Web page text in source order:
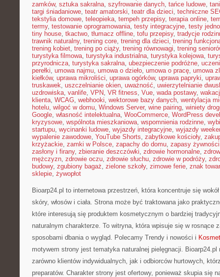
zamków, sztuka sakralna, szyfrowanie danych, tańce ludowe,
targi śniadaniowe, teatr amatorski, teatr dla dzieci, techniczne
tekstylia domowe, teleopieka, tempeh przepisy, terapia online,
termy, testowanie oprogramowania, testy integracyjne, testy
tiny house, tkactwo, tłumacz offline, tofu przepisy, tradycje
trawnik naturalny, trening core, trening dla dzieci, trening
trening kobiet, trening po ciąży, trening równowagi, trening
turystyka filmowa, turystyka industrialna, turystyka kolejowa,
przyrodnicza, turystyka sakralna, ubezpieczenie podróżne,
perełki, umowa najmu, umowa o dzieło, umowa o pracę, umowa
kiełków, uprawa mikroliści, uprawa ogórków, uprawa papryki,
truskawek, uszczelnianie okien, uważność, uwierzytelnianie
uzdrowiska, vanlife, VPN, VR fitness, Vue, wada postawy,
klienta, WCAG, webhooki, wektorowe bazy danych, wentylacja
hotelu, wilgoć w domu, Windows Server, wine pairing, winiety
Google, własność intelektualna, WooCommerce, WordPress
kryzysowe, wspólnota mieszkaniowa, wspomnienia rodzinne,
startupu, wycinanki ludowe, wyjazdy integracyjne, wyjazdy
wypalenie zawodowe, YouTube Shorts, zabytkowe kościoły,
krzyżackie, zamki w Polsce, zapachy do domu, zapasy żywności
zasłony i firany, zbieranie deszczówki, zdrowie hormonalne,
mężczyzn, zdrowie oczu, zdrowie słuchu, zdrowie w podróży,
budowy, zgubiony bagaż, zielone szkoły, zimowe ferie, znak
sklepie, żywopłot
Bioarp24.pl to internetowa przestrzeń, która koncentruje się
skóry, włosów i ciała. Strona może być traktowana jako
które interesują się produktem kosmetycznym o bardziej
naturalnym charakterze. To witryna, która wpisuje się w rosnące
sposobami dbania o wygląd. Polecamy Trendy i nowości i
motywem strony jest tematyka naturalnej pielęgnacji. Bioarp24.pl
zarówno klientów indywidualnych, jak i odbiorców hurtowych,
preparatów. Charakter strony jest ofertowy, ponieważ skupia się